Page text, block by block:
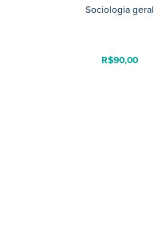
Sociologia geral
R$90,00